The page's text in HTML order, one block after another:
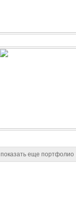
показать еще портфолио